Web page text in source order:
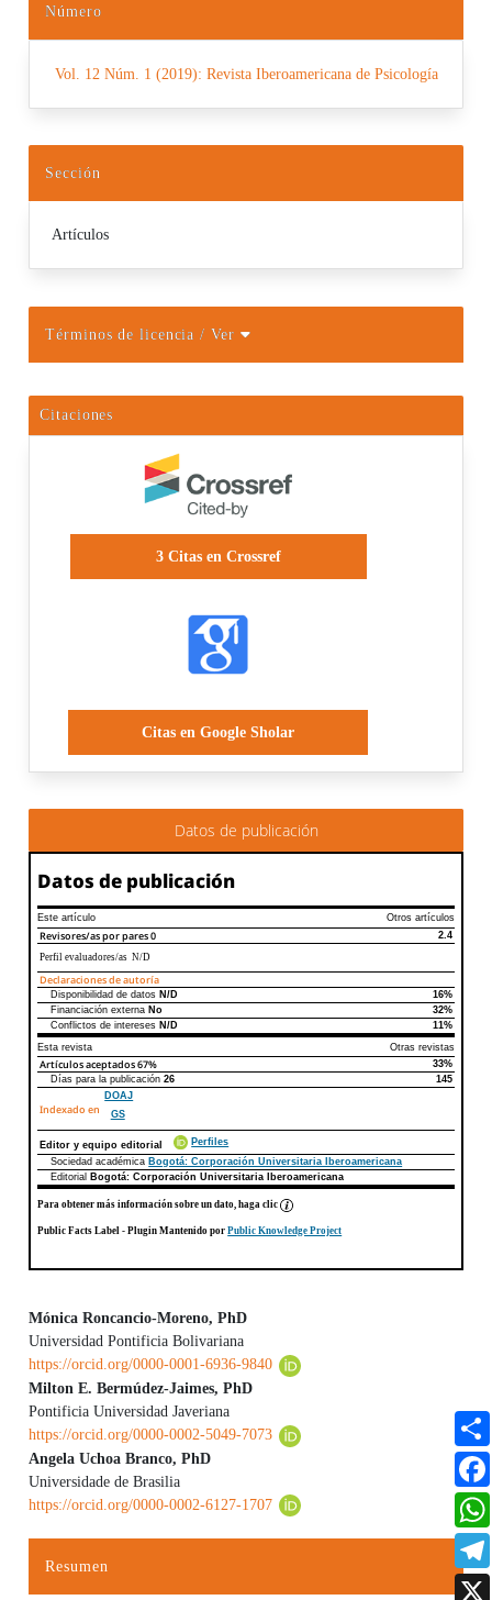
Número
Vol. 12 Núm. 1 (2019): Revista Iberoamericana de Psicología
Sección
Artículos
Términos de licencia/ Ver
Citaciones
3Citas en Crossref
Citas en Google Sholar
Datos de publicación
Datos de publicación
Este artículo Otros artículos
Revisores/as por pares0
2.4
Perfil evaluadores/as N/D
Declaraciones de autoría
Declaraciones de autoríaEste artículo
Disponibilidad de datos N/D
16%
Financiación externa No
32%
Conflictos de intereses N/D
11%
Esta revista
Otras revistas
Artículos aceptados67%
33%
Días para la publicación26 145
Indexado en
DOAJ
GS
Editor y equipo editorial
Perfiles
Sociedad académica Bogotá: Corporación Universitaria Iberoamericana
Editorial
Bogotá: Corporación Universitaria Iberoamericana
Para obtener más información sobre un dato, haga clic
Public Facts Label - Plugin Mantenido porPublic Knowledge Project
Contenido principal del artículo
Mónica Roncancio-Moreno, PhD
Universidad Pontificia Bolivariana
https://orcid.org/0000-0001-6936-9840
Milton E. Bermúdez-Jaimes, PhD
Pontificia Universidad Javeriana
https://orcid.org/0000-0002-5049-7073
Angela Uchoa Branco, PhD
Universidade de Brasilia
https://orcid.org/0000-0002-6127-1707
Resumen